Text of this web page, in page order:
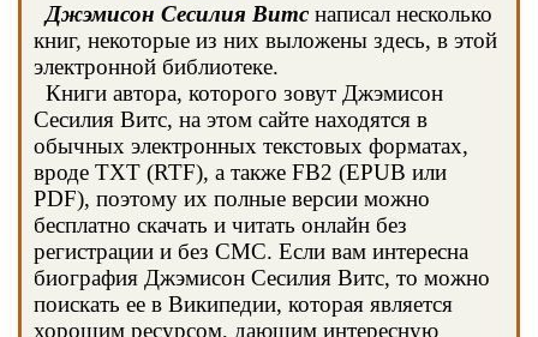
Джэмисон Сесилия Витс написал несколько
книг, некоторые из них выложены здесь, в этой
электронной библиотеке.
Книги автора, которого зовут Джэмисон
Сесилия Витс, на этом сайте находятся в
обычных электронных текстовых форматах,
вроде TXT (RTF), а также FB2 (EPUB или
PDF), поэтому их полные версии можно
бесплатно скачать и читать онлайн без
регистрации и без СМС. Если вам интересна
биография Джэмисон Сесилия Витс, то можно
поискать ее в Википедии, которая является
хорошим ресурсом, дающим интересную